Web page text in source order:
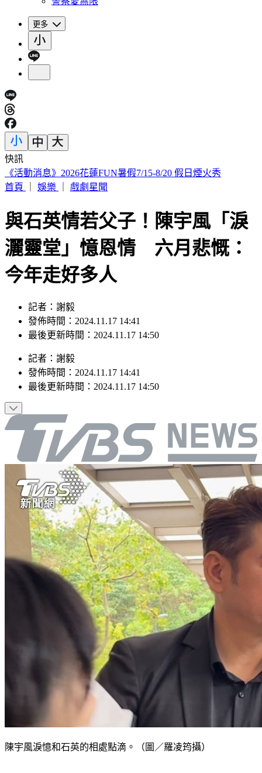
更多
快訊
印度女與兄大吵後暴走！ 竟朝9月大姪子嘴裡「猛灌強力
膠」
與石英情若父子！陳宇風「淚
灑靈堂」憶恩情 六月悲慨：
今年走好多人
記者：謝毅
發佈時間：2024.11.17 14:41
記者：謝毅
發佈時間：2024.11.17 14:41